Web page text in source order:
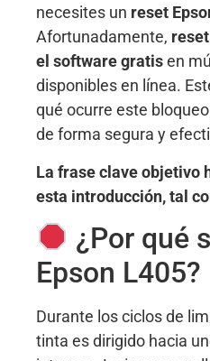
necesites un reset
Afortunadamente,
el software gratisen
disponibles en línea.
qué ocurre este
de forma segura y
La frase clave objetivo
esta introducción, tal
¿Por qué
Epson L405?
Durante los ciclos de
tinta es dirigido hacia